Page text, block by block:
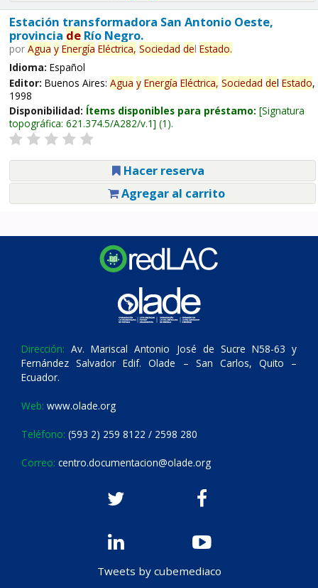
Estación transformadora San Antonio Oeste,
provincia deRío Negro.
por Agua y Energía Eléctrica, Sociedad del Estado.
Idioma: Español
Editor: Buenos Aires: Agua y Energía Eléctrica, Sociedad del Estado,
1998
Disponibilidad: Ítems disponibles para préstamo: Signatura
topográfica: 621.374.5/A282/v.1 (1).
Hacer reserva
Agregar al carrito
Dirección: Av. Mariscal Antonio José de Sucre N58-63 y
Fernández Salvador Edif. Olade – San Carlos, Quito –
Ecuador.
Web: www.olade.org
Teléfono: (593 2) 259 8122 / 2598 280
Correo: centro.documentacion@olade.org
Tweets by cubemediaco